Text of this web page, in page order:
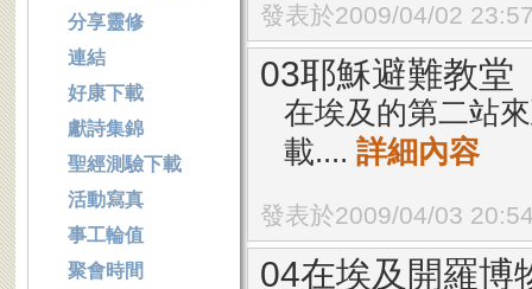
發表於2009/04/02
03耶穌避難教堂
在埃及的第二站
載.... 詳細內容
發表於2009/04/03
04在埃及開羅博
分享靈修
連結
好康下載
獻詩集錦
聖經測驗下載
活動寫真
事工輪值
聚會時間